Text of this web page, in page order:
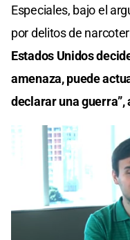
Especiales, bajo el
por delitos de
Estados Unidos
amenaza, puede
declarar una